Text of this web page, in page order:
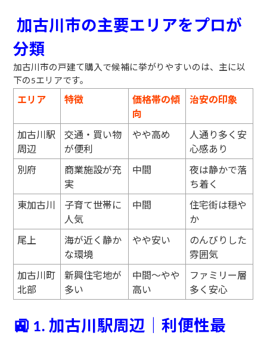
加古川市の主要エリアをプロが
分類
加古川市の戸建て購入で候補に挙がりやすいのは、主に以
下の 5エリアです。
エリア 特徴
価格帯の傾
向
治安の印象
加古川駅
周辺
交通・買い物
が便利
やや高め
人通り多く安
心感あり
別府
商業施設が充
実
中間
夜は静かで落
ち着く
東加古川
子育て世帯に
人気
中間
住宅街は穏や
か
尾上
海が近く静か
な環境
やや安い
のんびりした
雰囲気
加古川町
北部
新興住宅地が
多い
中間〜やや
高い
ファミリー層
多く安心
🚉 1.加古川駅周辺｜利便性最